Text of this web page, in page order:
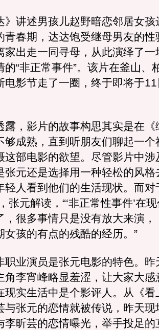
述男孩儿赵野暗恋邻居女孩
青春期，达达饱受继母男友的性
家出走一同寻母，从此演绎了一
的“非正常事件”。该片在釜山、
电影节走了一圈，终于即将于
影片的故事构思其实是在《
够成熟，直到听朋友们聊起一个
这部电影的欲望。尽管影片中
张元还是选择用一种轻松的风格
轻人看到他们的生活现状。而对
张元解读，“‘非正常性事件’在
，很多事情只是没有放大来演
女孩的有点的残酷的经历。”
演员是张元电影的特色。昨
角李宵峰略显羞涩，让大家大感
现实生活中是个影评人。从《看
与张元的恋情就被传说，昨天现
李昕芸的恋情曝光，举手投足的